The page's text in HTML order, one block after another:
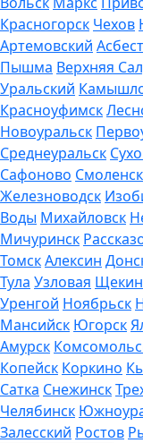
Красногорск Чехов
Артемовский Асбест
Пышма Верхняя
Уральский
Красноуфимск
Новоуральск
Среднеуральск
Сафоново Смоленск
Железноводск
Воды Михайловск
Мичуринск
ТомскАлексин
Тула Узловая
Уренгой Ноябрьск
Мансийск Югорск
Амурск
Копейск Коркино
Сатка Снежинск
Челябинск
Залесский Ростов